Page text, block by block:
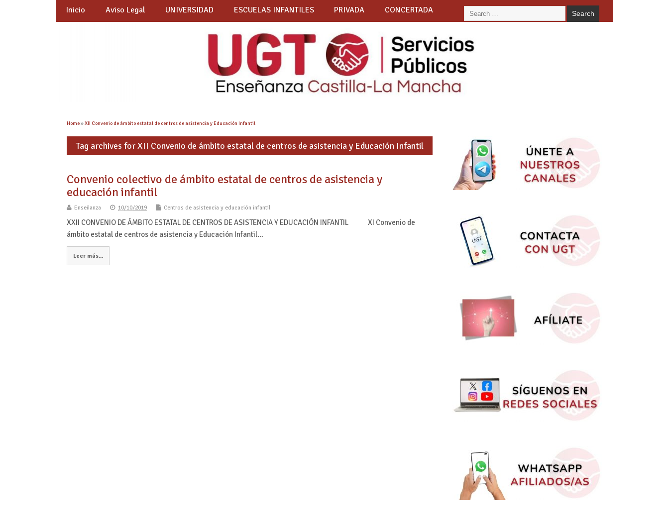
Inicio Aviso Legal UNIVERSIDAD ESCUELAS INFANTILES PRIVADA CONCERTADA
Home»XII Convenio de ámbito estatal de centros de asistencia y Educación Infantil
Tag archives for XII Convenio de ámbito estatal de centros de asistencia y Educación Infantil
Convenio colectivo de ámbito estatal de centros de asistencia y
educación infantil
Enseñanza 10/10/2019 Centros de asistencia y educación infantil
XXII CONVENIO DE ÁMBITO ESTATAL DE CENTROS DE ASISTENCIA Y EDUCACIÓN INFANTIL XI Convenio de
ámbito estatal de centros de asistencia y Educación Infantil…
Leer más...